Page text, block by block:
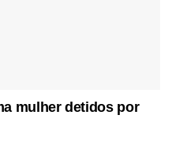
mulher detidos por